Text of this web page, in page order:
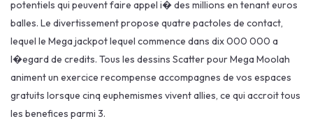
potentiels qui peuvent faire appel i� des millions en tenant euros
balles. Le divertissement propose quatre pactoles de contact,
lequel le Mega jackpot lequel commence dans dix 000 000 a
l�egard de credits. Tous les dessins Scatter pour Mega Moolah
animent un exercice recompense accompagnes de vos espaces
gratuits lorsque cinq euphemismes vivent allies, ce qui accroit tous
les benefices parmi 3.